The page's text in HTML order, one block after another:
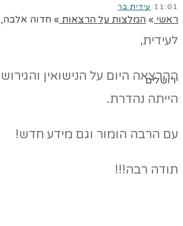
ראשי » המלצות על הרצאות » חדוה אלבה,
ירושלים
11:01 עידית בר
לעידית,
ההרצאה היום על הנישואין
הייתה נהדרת.
עם הרבה הומור וגם מידע חדש!
תודה רבה!!!